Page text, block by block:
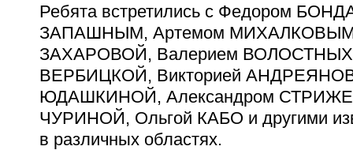
Ребята встретились с Федором
ЗАПАШНЫМ, Артемом
ЗАХАРОВОЙ, Валерием ВОЛОСТНЫХ,
ВЕРБИЦКОЙ, Викторией
ЮДАШКИНОЙ, Александром
ЧУРИНОЙ, Ольгой КАБО и другими
в различных областях.